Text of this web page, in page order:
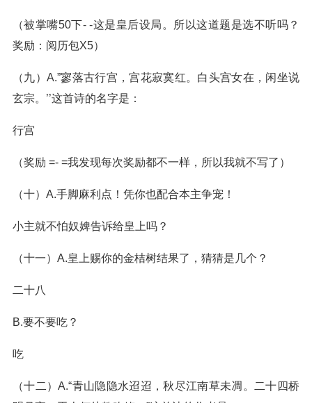
（被掌嘴50下- -这是皇后设局。所以这道题是选不听吗？
奖励：阅历包X5）
（九）A.”寥落古行宫，宫花寂寞红。白头宫女在，闲坐说
玄宗。’’这首诗的名字是：
行宫
（奖励 =- =我发现每次奖励都不一样，所以我就不写了）
（十）A.手脚麻利点！凭你也配合本主争宠！
小主就不怕奴婢告诉给皇上吗？
（十一）A.皇上赐你的金桔树结果了，猜猜是几个？
二十八
B.要不要吃？
吃
（十二）A.“青山隐隐水迢迢，秋尽江南草未凋。二十四桥